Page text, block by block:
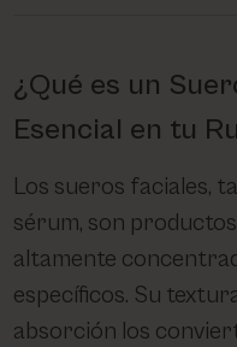
¿Qué es un
Esencial en tu
Los sueros faciales,
sérum, son
altamente
específicos. Su
absorción los
MASGLO
PHARM FOOT
PHYRIS